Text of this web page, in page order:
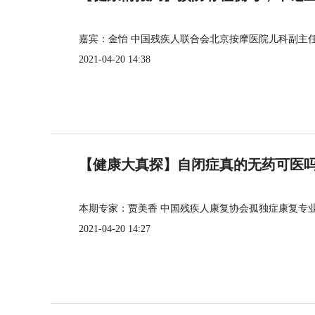
嘉宾：金怡 中国残疾人联合会北京按摩医院儿科副主
2021-04-20 14:38
【健康大真探】自闭症真的无药可医
本期专家：贾美香 中国残疾人康复协会孤独症康复专
2021-04-20 14:27